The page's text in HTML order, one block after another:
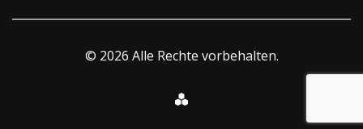
© 2026 Alle Rechte vorbehalten.